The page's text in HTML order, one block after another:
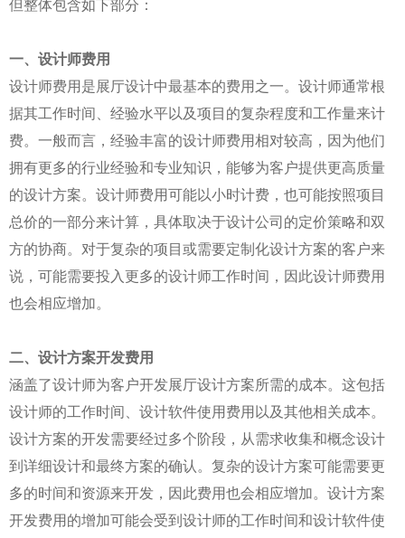
但整体包含如下部分：
一、设计师费用
设计师费用是展厅设计中最基本的费用之一。设计师通常根
据其工作时间、经验水平以及项目的复杂程度和工作量来计
费。一般而言，经验丰富的设计师费用相对较高，因为他们
拥有更多的行业经验和专业知识，能够为客户提供更高质量
的设计方案。设计师费用可能以小时计费，也可能按照项目
总价的一部分来计算，具体取决于设计公司的定价策略和双
方的协商。对于复杂的项目或需要定制化设计方案的客户来
说，可能需要投入更多的设计师工作时间，因此设计师费用
也会相应增加。
二、设计方案开发费用
涵盖了设计师为客户开发展厅设计方案所需的成本。这包括
设计师的工作时间、设计软件使用费用以及其他相关成本。
设计方案的开发需要经过多个阶段，从需求收集和概念设计
到详细设计和最终方案的确认。复杂的设计方案可能需要更
多的时间和资源来开发，因此费用也会相应增加。设计方案
开发费用的增加可能会受到设计师的工作时间和设计软件使